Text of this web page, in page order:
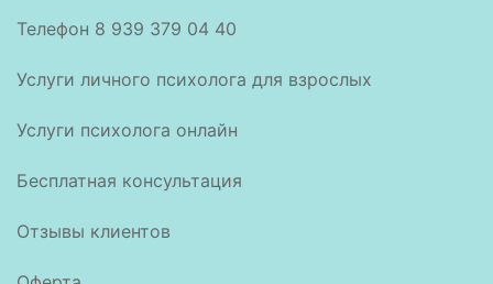
Телефон 8 939 379 04 40
Услуги личного психолога для взрослых
Услуги психолога онлайн
Бесплатная консультация
Отзывы клиентов